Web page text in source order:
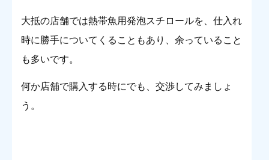
大抵の店舗では熱帯魚用発泡スチロールを、仕入れ
時に勝手についてくることもあり、余っていること
も多いです。
何か店舗で購入する時にでも、交渉してみましょ
う。